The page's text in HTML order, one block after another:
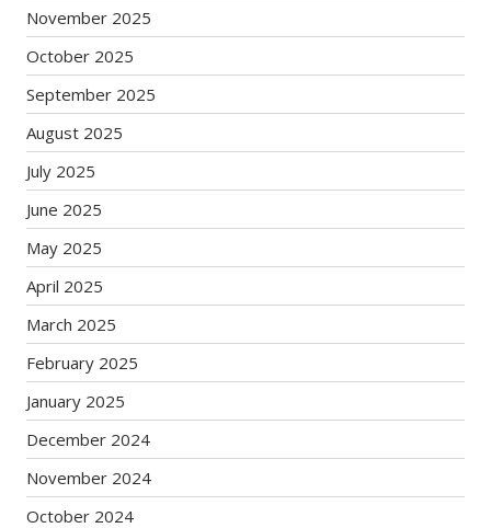
November 2025
October 2025
September 2025
August 2025
July 2025
June 2025
May 2025
April 2025
March 2025
February 2025
January 2025
December 2024
November 2024
October 2024